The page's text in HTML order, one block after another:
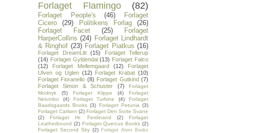
Forlaget Flamingo (82)
Forlaget People's (46)
Forlaget
Cicero
(29) Politikens Forlag
(26)
Forlaget Facet
(25)
Forlaget
HarperCollins (24) Forlaget Lindhardt
& Ringhof (23) Forlaget Piatkus (16)
Forlaget DreamLitt (15)
Forlaget Tellerup
(14) Forlaget Gyldendal (13) Forlaget Falco
(12)
Forlaget Mellemgaard (12)
Forlaget
Ulven og Uglen (12) Forlaget Krabat (10)
Forlaget Fioranello (8) Forlaget Gutkind (7)
Forlaget Simon & Schuster
(7)
Forlaget
Modtryk
(5) Forlaget Klippe (4)
Forlaget
Nelumbo
(4) Forlaget Turbine (4)
Forlaget
Baadsgaards Books (3) Forlaget Petunia (3)
Forlaget Carlsen (2) Forlaget Den Sorte Svane
(2)
Forlaget Hr. Ferdinand (2)
Forlaget
Leatherbound (2) Forlaget Quercus Books (2)
Forlaget Second Sky (2) Forlaget Atom Books